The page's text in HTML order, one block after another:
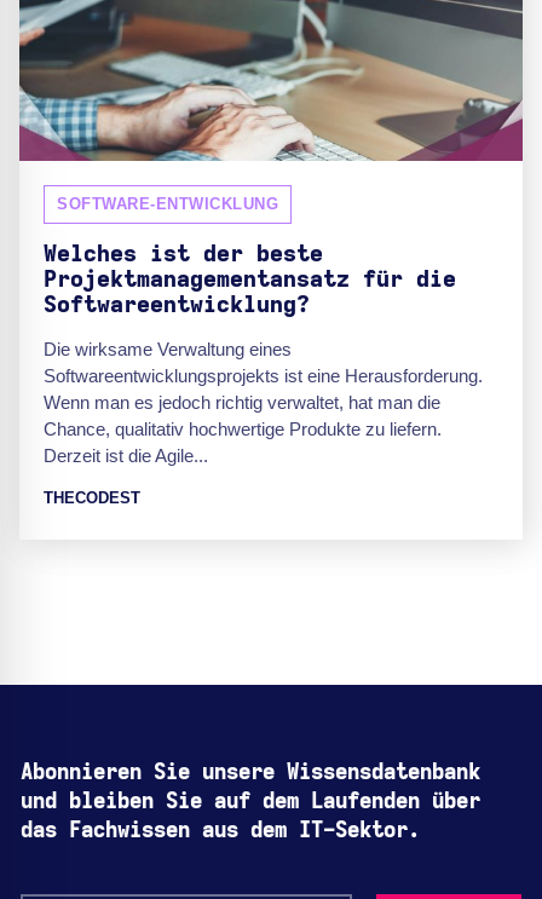
SOFTWARE-ENTWICKLUNG
Welches ist der beste
Projektmanagementansatz für die
Softwareentwicklung?
Die wirksame Verwaltung eines
Softwareentwicklungsprojekts ist eine Herausforderung.
Wenn man es jedoch richtig verwaltet, hat man die
Chance, qualitativ hochwertige Produkte zu liefern.
Derzeit ist die Agile...
THECODEST
Abonnieren Sie unsere Wissensdatenbank
und bleiben Sie auf dem Laufenden über
das Fachwissen aus dem IT-Sektor.